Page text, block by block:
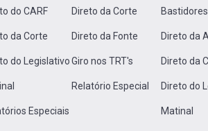
do CARF
da Corte
do Legislativo
Especiais
Direto da Corte
Direto da Fonte
Giro nos TRT's
Relatório Especial
Direto da
Direto da
Direto do
Matinal